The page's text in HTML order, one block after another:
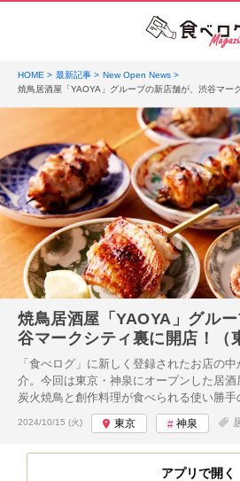
HOME 最新記事
New Open News
焼鳥居酒屋「YAOYA」グループの新店舗が、渋谷マー
焼鳥居酒屋「YAOYA」グル
谷マークシティ裏に開店！（
「食べログ」に新しく登録されたお店の
介。今回は東京・神泉にオープンした居酒
炭火焼鳥と創作料理が食べられる使い勝手
投稿日:
2024/10/15 (火) 東京 神泉
アプリで開く